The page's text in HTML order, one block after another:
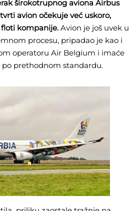
širokotrupnog aviona Airbus
avion očekuje već uskoro,
kompanije. Avion je još uvek u
procesu, pripadao je kao i
operatoru Air Belgium i imaće
prethodnom standardu.